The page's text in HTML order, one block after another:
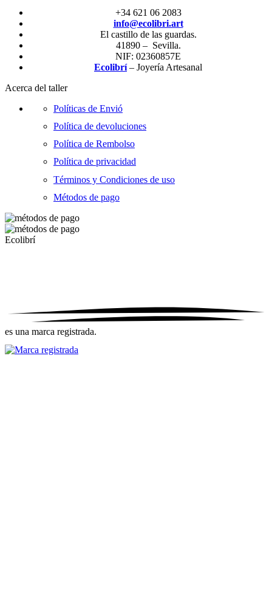
+34 621 06 2083
info@ecolibri.art
El castillo de las guardas.
41890 – Sevilla.
NIF: 02360857E
Ecolibrí– Joyería Artesanal
Acerca del taller
Políticas de Envió
Política de devoluciones
Política de Rembolso
Política de privacidad
Términos y Condiciones de uso
Métodos de pago
Ecolibrí
es una marca registrada.